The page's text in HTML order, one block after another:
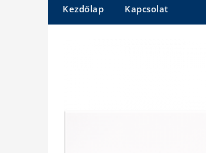
Kezdőlap Kapcsolat